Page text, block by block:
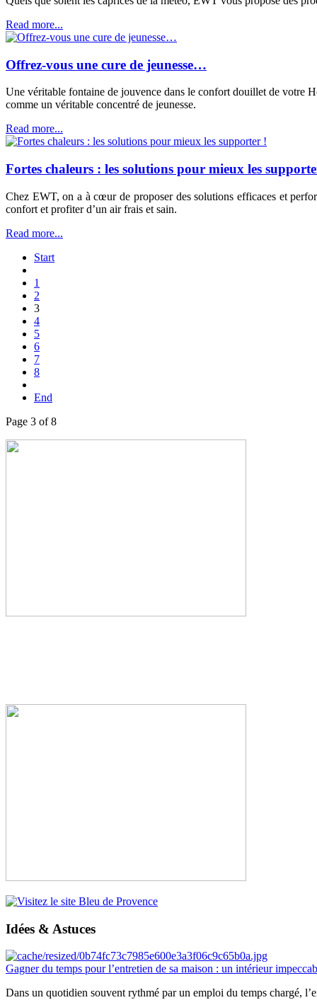
Read more...
Offrez-vous une cure de jeunesse…
Une véritable fontaine de jouvence dans le confort douillet de votre
comme un véritable concentré de jeunesse.
Read more...
Fortes chaleurs : les solutions pour mieux les
Chez EWT, on a à cœur de proposer des solutions efficaces et
confort et profiter d’un air frais et sain.
Read more...
Start
1
2
3
4
5
6
7
8
End
Page 3 of 8
Idées & Astuces
Gagner du temps pour l’entretien de sa maison : un intérieur
Dans un quotidien souvent rythmé par un emploi du temps chargé,